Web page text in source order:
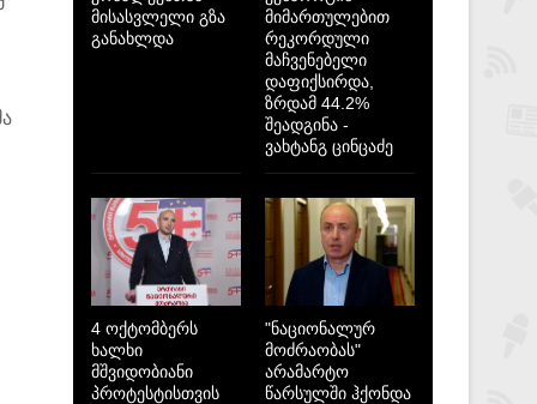
მისასვლელი გზა
განახლდა
მიმართულებით
რეკორდული
მაჩვენებელი
დაფიქსირდა,
ზრდამ 44.2%
შეადგინა -
ვახტანგ ცინცაძე
4 ოქტომბერს
ხალხი
მშვიდობიანი
პროტესტისთვის
"ნაციონალურ
მოძრაობას"
არამარტო
წარსულში ჰქონდა